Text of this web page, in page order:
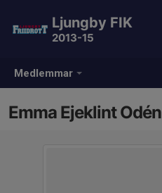
Medlemmar
Ljungby FIK
2013-15
Emma Ejeklint Odén